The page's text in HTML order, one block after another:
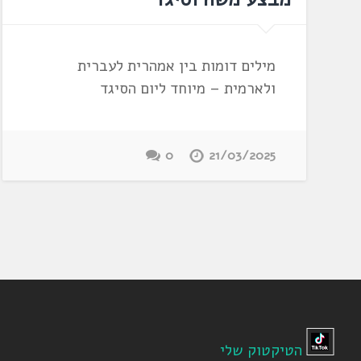
מילים דומות בין אמהרית לעברית
ולארמית – מיוחד ליום הסיגד
21/03/2025
0
הטיקטוק שלי